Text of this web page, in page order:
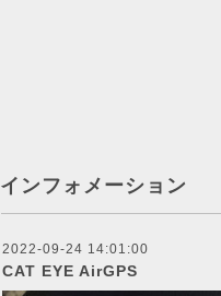
インフォメーション
2022-09-24 14:01:00
CAT EYE AirGPS